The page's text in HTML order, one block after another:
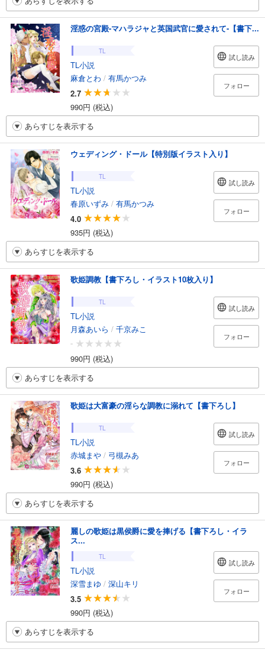
淫惑の宮殿-マハラジャと英国武官に愛されて-【書下...
TL
TL小説
麻倉とわ / 有馬かつみ
2.7
990円 (税込)
試し読み
フォロー
あらすじを表示する
ウェディング・ドール【特別版イラスト入り】
TL
TL小説
春原いずみ / 有馬かつみ
4.0
935円 (税込)
試し読み
フォロー
あらすじを表示する
歌姫調教【書下ろし・イラスト10枚入り】
TL
TL小説
月森あいら / 千京みこ
-
990円 (税込)
試し読み
フォロー
あらすじを表示する
歌姫は大富豪の淫らな調教に溺れて【書下ろし】
TL
TL小説
赤城まや / 弓槻みあ
3.6
990円 (税込)
試し読み
フォロー
あらすじを表示する
麗しの歌姫は黒侯爵に愛を捧げる【書下ろし・イラ
ス...
TL
TL小説
深雪まゆ / 深山キリ
3.5
990円 (税込)
試し読み
フォロー
あらすじを表示する